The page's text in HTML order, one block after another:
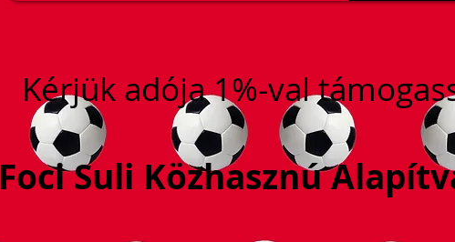
Kérjük adója 1%-val
Foci Suli Közhasznú